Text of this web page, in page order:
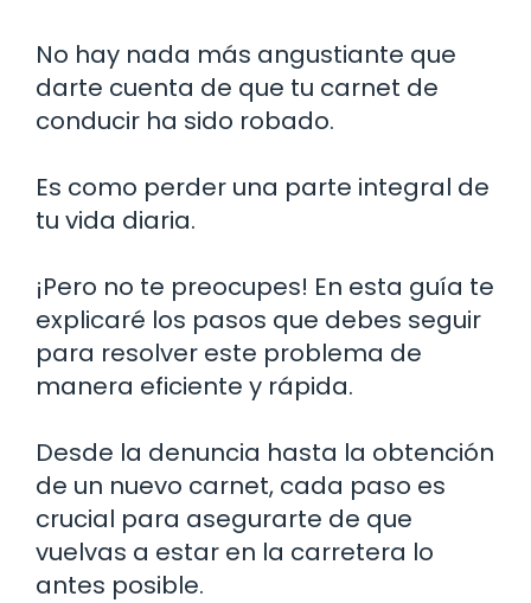
No hay nada más angustiante que
darte cuenta de que tu carnet de
conducir ha sido robado.
Es como perder una parte integral de
tu vida diaria.
¡Pero no te preocupes! En esta guía te
explicaré los pasos que debes seguir
para resolver este problema de
manera eficiente y rápida.
Desde la denuncia hasta la obtención
de un nuevo carnet, cada paso es
crucial para asegurarte de que
vuelvas a estar en la carretera lo
antes posible.